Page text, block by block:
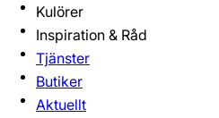
Kulörer
Inspiration & Råd
Tjänster
Butiker
Aktuellt